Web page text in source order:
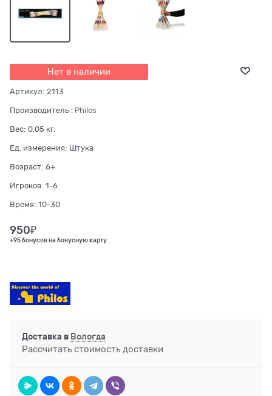
Нет в наличии
Артикул: 2113
Производитель : Philos
Вес: 0.05 кг.
Ед. измерения: Штука
Возраст: 6+
Игроков: 1-6
Время: 10-30
950₽
+95 бонусов на бонусную карту
Доставка в Вологда
Рассчитать стоимость доставки